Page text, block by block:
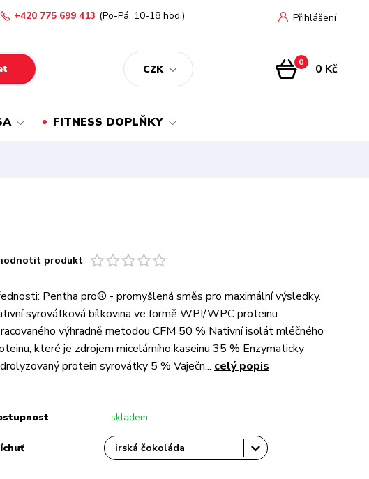
CZK
Přihlášení
+420 775 699 413 (Po-Pá, 10-18 hod.)
0 0 Kč
FITNESS DOPLŇKY
produkt
Pentha pro® - promyšlená směs pro maximální výsledky.
syrovátková bílkovina ve formě WPI/WPC proteinu
výhradně metodou CFM 50 % Nativní isolát mléčného
které je zdrojem micelárního kaseinu 35 % Enzymaticky
protein syrovátky 5 % Vaječn... celý popis
skladem